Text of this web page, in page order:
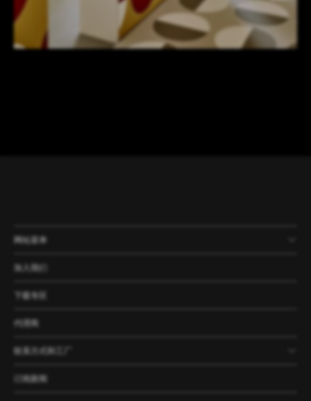
网站菜单
产品
公司
资讯
案例
加入我们
下载专区
代理商
联系方式和工厂
订阅新闻